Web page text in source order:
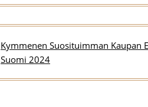
Kymmenen Suosituimman Kaupan
Suomi 2024